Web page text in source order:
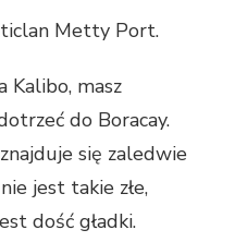
Metty Port.
Kalibo, masz
do Boracay.
się zaledwie
jest takie złe,
dość gładki.